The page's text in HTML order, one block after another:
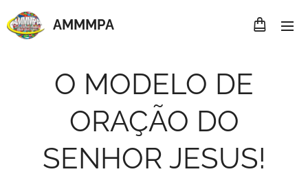
AMMMPA
O MODELO DE
ORAÇÃO DO
SENHOR JESUS!